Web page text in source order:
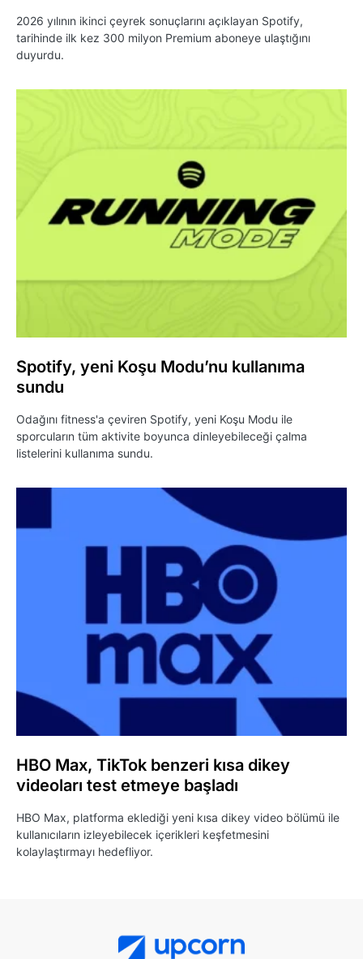
2026 yılının ikinci çeyrek sonuçlarını açıklayan Spotify,
tarihinde ilk kez 300 milyon Premium aboneye ulaştığını
duyurdu.
Spotify, yeni Koşu Modu’nu kullanıma
sundu
Odağını fitness'a çeviren Spotify, yeni Koşu Modu ile
sporcuların tüm aktivite boyunca dinleyebileceği çalma
listelerini kullanıma sundu.
HBO Max, TikTok benzeri kısa dikey
videoları test etmeye başladı
HBO Max, platforma eklediği yeni kısa dikey video bölümü ile
kullanıcıların izleyebilecek içerikleri keşfetmesini
kolaylaştırmayı hedefliyor.